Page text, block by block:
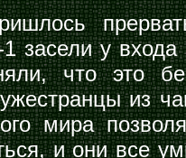
засели у
что это
из
мира
и они все